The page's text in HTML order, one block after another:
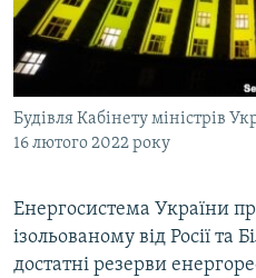
СВІДЧЕННЯ ОКУПАЦІЇ
УКРАЇНСЬКА ПРОБЛЕМА КРИМУ
Qırımtatar
Будівля Кабінету міністрів
16 лютого 2022 року
Енергосистема України
ізольованому від Росії та
достатні резерви